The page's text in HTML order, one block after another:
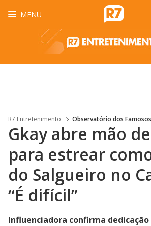
MENU
R7 Entretenimento Observatório dos Famosos
Gkay abre mão
para estrear
do Salgueiro no
“É difícil”
Influenciadora confirma